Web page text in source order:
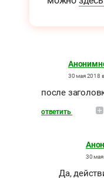
30 мая 2018
после
ответить
30
Да,